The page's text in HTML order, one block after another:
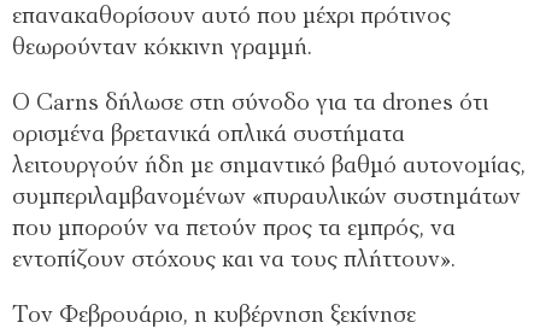
επανακαθορίσουν αυτό που μέχρι πρότινος
θεωρούνταν κόκκινη γραμμή.
Ο Carns δήλωσε στη σύνοδο για τα drones ότι
ορισμένα βρετανικά οπλικά συστήματα
λειτουργούν ήδη με σημαντικό βαθμό αυτονομίας,
συμπεριλαμβανομένων «πυραυλικών συστημάτων
που μπορούν να πετούν προς τα εμπρός, να
εντοπίζουν στόχους και να τους πλήττουν».
Τον Φεβρουάριο, η κυβέρνηση ξεκίνησε